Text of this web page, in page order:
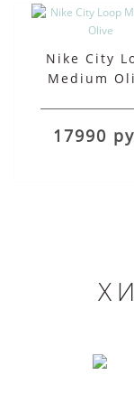
Nike City
Medium
17990